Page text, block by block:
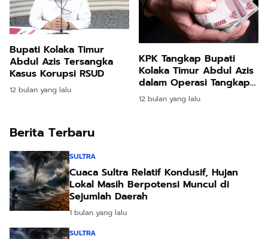
Bupati Kolaka Timur
Abdul Azis Tersangka
Kasus Korupsi RSUD
12 bulan yang lalu
KPK Tangkap Bupati
Kolaka Timur Abdul Azis
dalam Operasi Tangkap
Tangan?
12 bulan yang lalu
Berita Terbaru
SULTRA
Cuaca Sultra Relatif Kondusif, Hujan
Lokal Masih Berpotensi Muncul di
Sejumlah Daerah
1 bulan yang lalu
SULTRA